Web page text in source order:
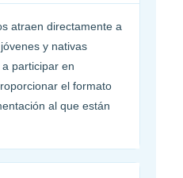
atraen directamente a
y nativas
participar en
el formato
al que están